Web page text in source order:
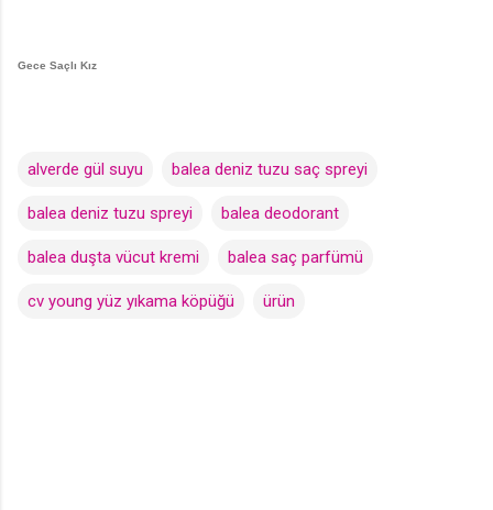
Gece Saçlı Kız
alverde gül suyu balea deniz tuzu saç spreyi
balea deniz tuzu spreyi balea deodorant
balea duşta vücut kremi balea saç parfümü
cv young yüz yıkama köpüğü ürün